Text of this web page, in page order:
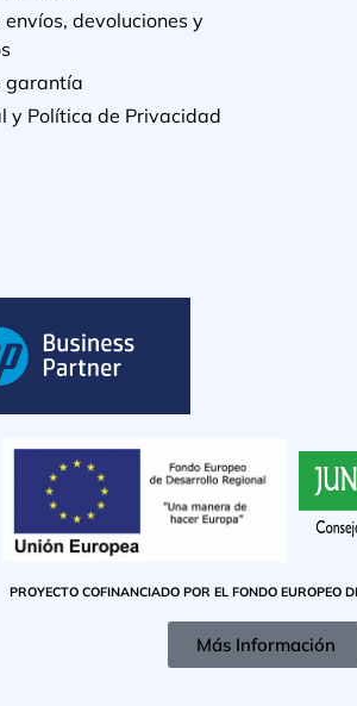
devoluciones y
garantía
y Política de Privacidad
PROYECTO COFINANCIADO POR EL FONDO EUROPEO
Más Información